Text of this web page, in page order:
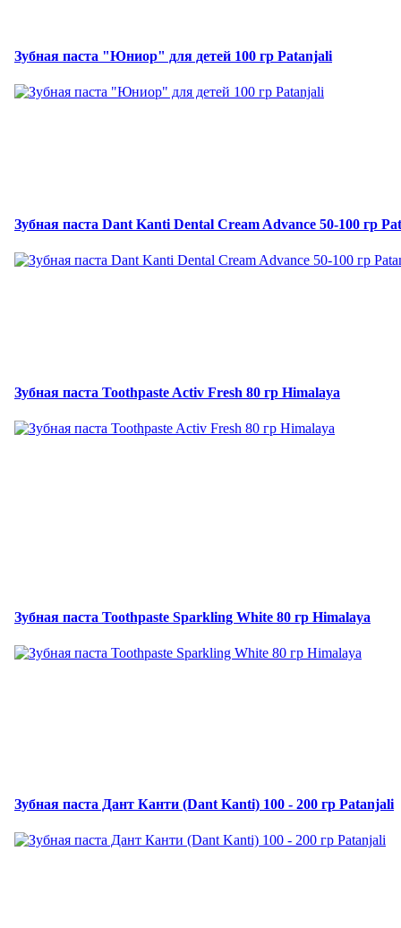
Зубная паста "Юниор" для детей 100 гр Patanjali
Зубная паста Dant Kanti Dental Cream Advance 50-100 гр
Зубная паста Toothpaste Activ Fresh 80 гр Himalaya
Зубная паста Toothpaste Sparkling White 80 гр Himalaya
Зубная паста Дант Канти (Dant Kanti) 100 - 200 гр Patanjali